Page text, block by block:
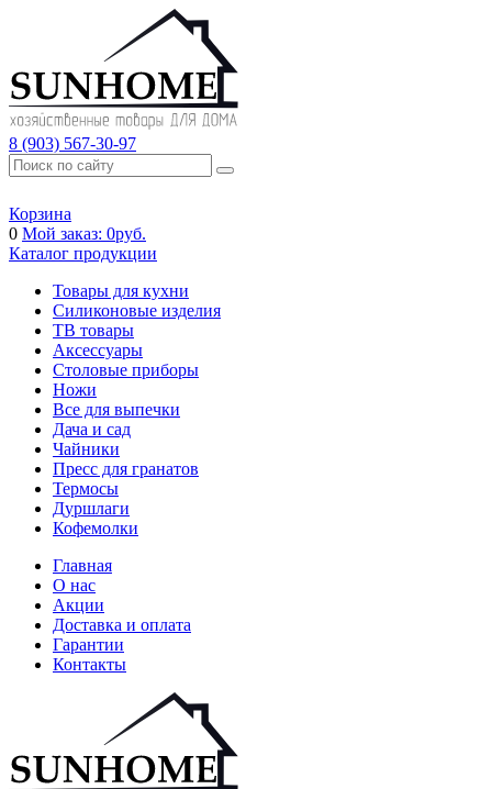
8 (903) 567-30-97
Корзина
0 Мой заказ: 0руб.
Каталог продукции
Товары для кухни
Силиконовые изделия
ТВ товары
Аксессуары
Столовые приборы
Ножи
Все для выпечки
Дача и сад
Чайники
Пресс для гранатов
Термосы
Дуршлаги
Кофемолки
Главная
О нас
Акции
Доставка и оплата
Гарантии
Контакты